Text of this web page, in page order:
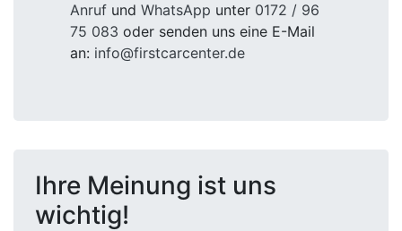
Anruf und WhatsApp unter 0172 / 96
75 083 oder senden uns eine E-Mail
an: info@firstcarcenter.de
Ihre Meinung ist uns
wichtig!